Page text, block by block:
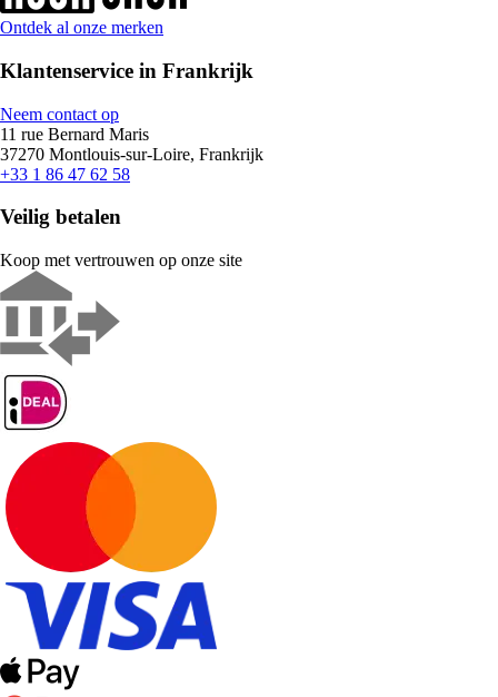
Ontdek al onze merken
Klantenservice in Frankrijk
Neem contact op
11 rue Bernard Maris
37270 Montlouis-sur-Loire, Frankrijk
+33 1 86 47 62 58
Veilig betalen
Koop met vertrouwen op onze site